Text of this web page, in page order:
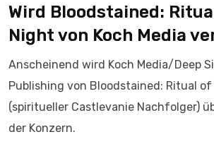
Wird Bloodstained:
Night von Koch Media
Anscheinend wird Koch Media/Deep
Publishing von Bloodstained: Ritual
(spiritueller Castlevanie Nachfolger)
der Konzern.